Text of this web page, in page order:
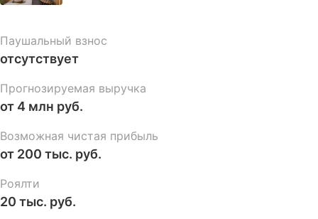
Паушальный взнос
отсутствует
Прогнозируемая выручка
от 4 млн руб.
Возможная чистая прибыль
от 200 тыс. руб.
Роялти
20 тыс. руб.